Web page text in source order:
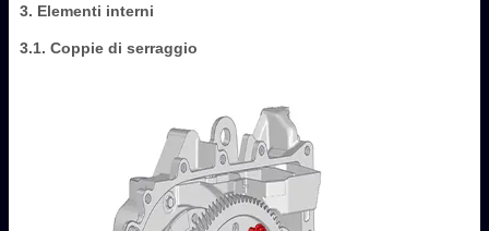
3. Elementi interni
3.1. Coppie di serraggio